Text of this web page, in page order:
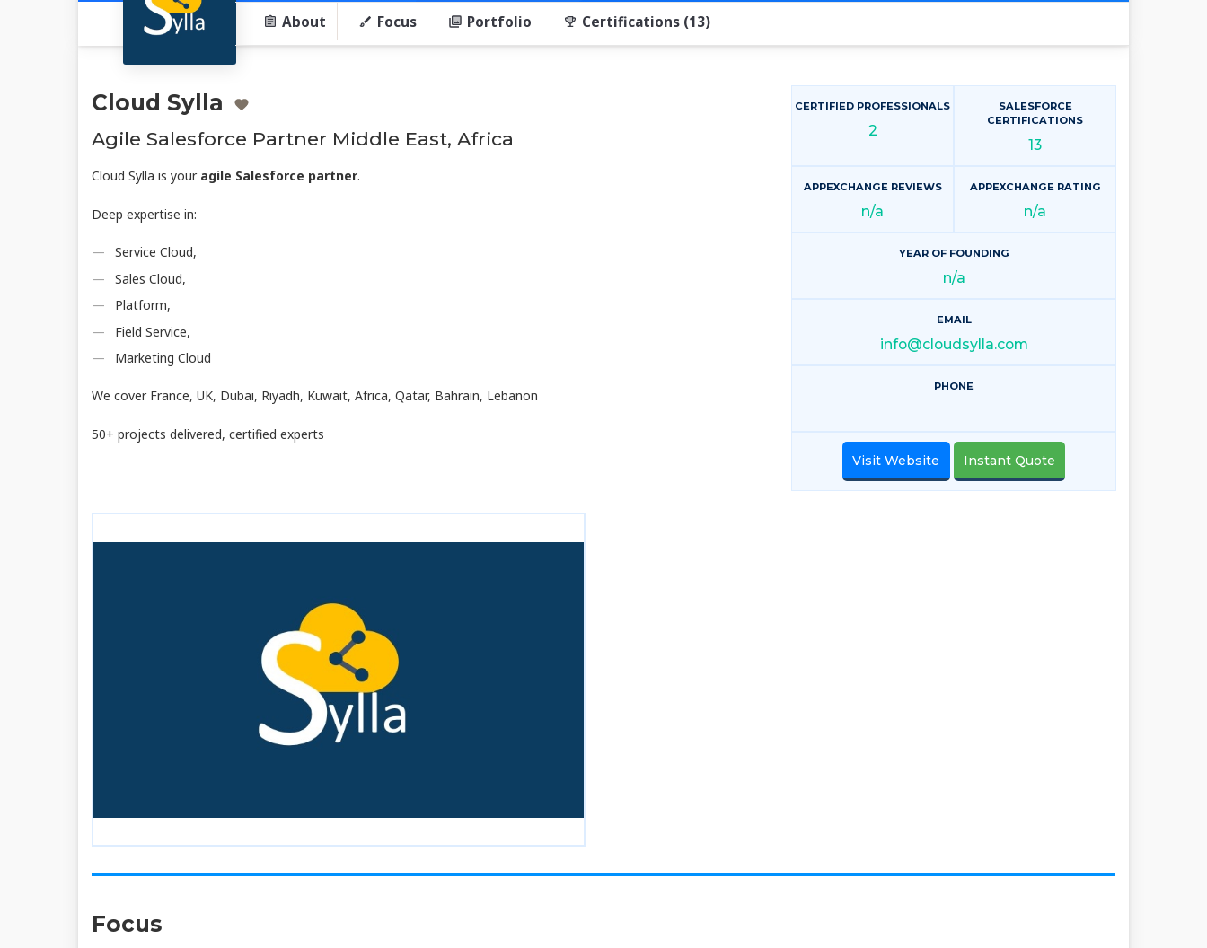
About Focus Portfolio Certifications (13)
Cloud Sylla
Agile Salesforce Partner Middle East, Africa
Cloud Sylla is your agile Salesforce partner.
Deep expertise in:
Service Cloud,
Sales Cloud,
Platform,
Field Service,
Marketing Cloud
We cover France, UK, Dubai, Riyadh, Kuwait, Africa, Qatar, Bahrain, Lebanon
50+ projects delivered, certified experts
CERTIFIED PROFESSIONALS
2
SALESFORCE
CERTIFICATIONS
13
APPEXCHANGE REVIEWS
n/a
APPEXCHANGE RATING
n/a
YEAR OF FOUNDING
n/a
EMAIL
info@cloudsylla.com
PHONE
Visit Website Instant Quote
Focus